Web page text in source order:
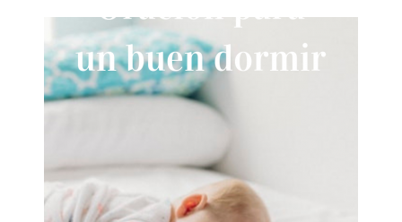
de 5
en
base
a
valoración